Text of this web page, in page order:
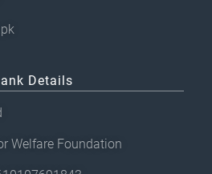
Details
Welfare Foundation